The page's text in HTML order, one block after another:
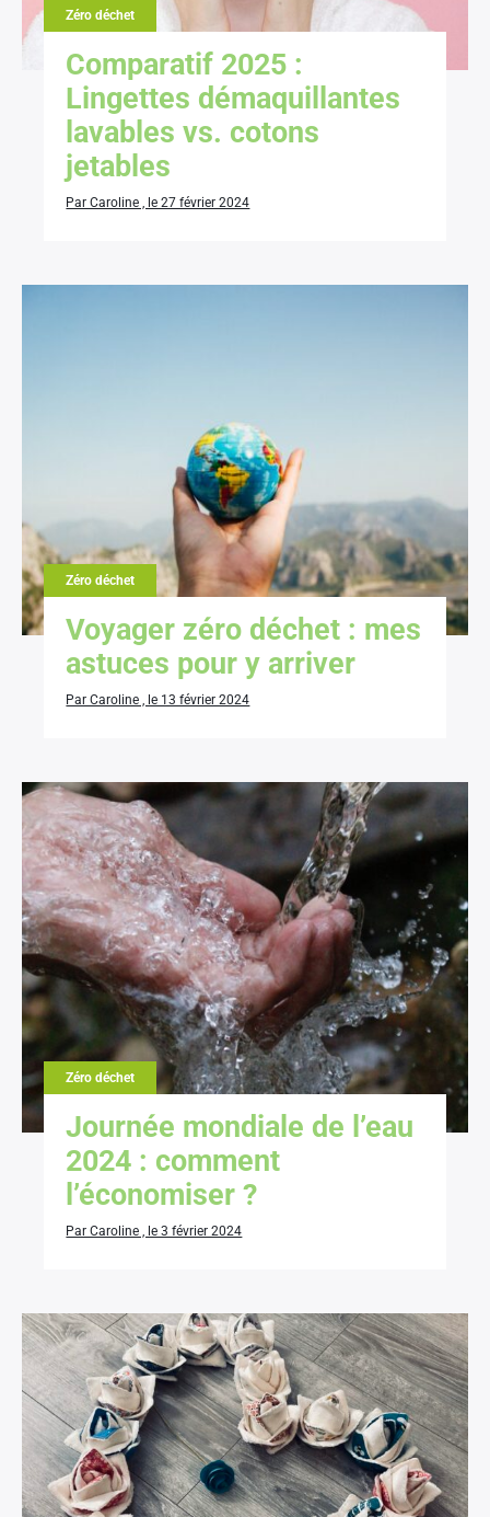
Zéro déchet
Comparatif 2025 :
Lingettes démaquillantes
lavables vs. cotons
jetables
Par Caroline , le 27 février 2024
Zéro déchet
Voyager zéro déchet : mes
astuces pour y arriver
Par Caroline , le 13 février 2024
Zéro déchet
Journée mondiale de l’eau
2024 : comment
l’économiser ?
Par Caroline , le 3 février 2024